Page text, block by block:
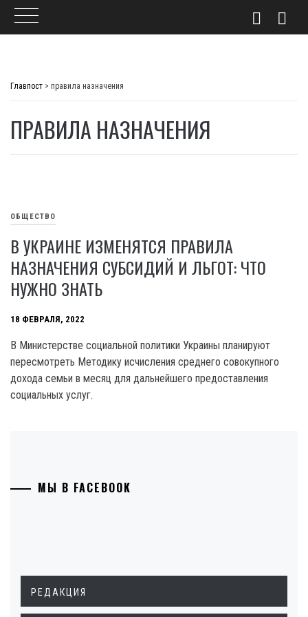
Главпост > правила назначения
ПРАВИЛА НАЗНАЧЕНИЯ
ОБЩЕСТВО
В УКРАИНЕ ИЗМЕНЯТСЯ ПРАВИЛА
НАЗНАЧЕНИЯ СУБСИДИЙ И ЛЬГОТ: ЧТО
НУЖНО ЗНАТЬ
18 ФЕВРАЛЯ, 2022
В Министерстве социальной политики Украины планируют
пересмотреть Методику исчисления среднего совокупного
дохода семьи в месяц для дальнейшего предоставления
социальных услуг.
МЫ В FACEBOOK
РЕДАКЦИЯ